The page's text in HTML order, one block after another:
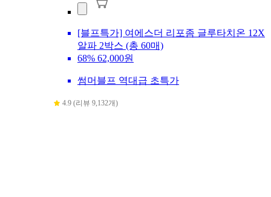
[블프특가] 여에스더 리포좀 글루타치온 12X
알파 2박스 (총 60매)
68% 62,000원
썸머블프 역대급 초특가
4.9 (리뷰 9,132개)